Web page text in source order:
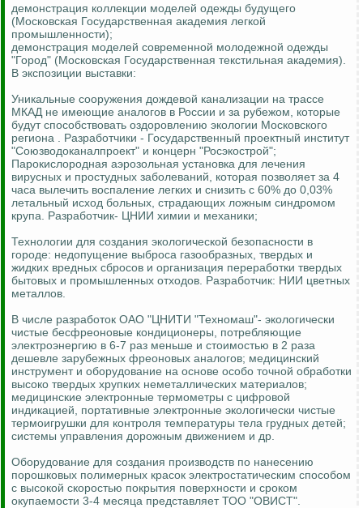
демонстрация коллекции моделей одежды будущего
(Московская Государственная академия легкой
промышленности);
демонстрация моделей современной молодежной одежды
"Город" (Московская Государственная текстильная академия).
В экспозиции выставки:
Уникальные сооружения дождевой канализации на трассе
МКАД не имеющие аналогов в России и за рубежом, которые
будут способствовать оздоровлению экологии Московского
региона . Разработчики - Государственный проектный институт
"Союзводоканалпроект" и концерн "Росэкострой";
Парокислородная аэрозольная установка для лечения
вирусных и простудных заболеваний, которая позволяет за 4
часа вылечить воспаление легких и снизить с 60% до 0,03%
летальный исход больных, страдающих ложным синдромом
крупа. Разработчик- ЦНИИ химии и механики;
Технологии для создания экологической безопасности в
городе: недопущение выброса газообразных, твердых и
жидких вредных сбросов и организация переработки твердых
бытовых и промышленных отходов. Разработчик: НИИ цветных
металлов.
В числе разработок ОАО "ЦНИТИ "Техномаш"- экологически
чистые бесфреоновые кондиционеры, потребляющие
электроэнергию в 6-7 раз меньше и стоимостью в 2 раза
дешевле зарубежных фреоновых аналогов; медицинский
инструмент и оборудование на основе особо точной обработки
высоко твердых хрупких неметаллических материалов;
медицинские электронные термометры с цифровой
индикацией, портативные электронные экологически чистые
термоигрушки для контроля температуры тела грудных детей;
системы управления дорожным движением и др.
Оборудование для создания производств по нанесению
порошковых полимерных красок электростатическим способом
с высокой скоростью покрытия поверхности и сроком
окупаемости 3-4 месяца представляет ТОО "ОВИСТ".